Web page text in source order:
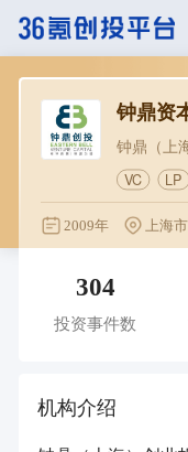
钟鼎资
钟鼎（上
VC LP
2009年 上海市
304
投资事件数
机构介绍